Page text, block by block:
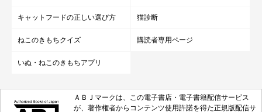
キャットフードの正しい選び方 猫診断
ねこのきもちクイズ 購読者専用ページ
いぬ・ねこのきもちアプリ
ＡＢＪマークは、この電子書店・電子書籍配信サービス
が、著作権者からコンテンツ使用許諾を得た正規版配信サ